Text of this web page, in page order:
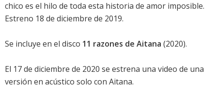
chico es el hilo de toda esta historia de amor imposible.
Estreno 18 de diciembre de 2019.
Se incluye en el disco 11 razones de Aitana (2020).
El 17 de diciembre de 2020 se estrena una video de una
versión en acústico solo con Aitana.